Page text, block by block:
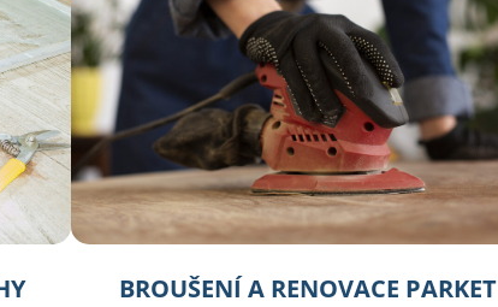
BROUŠENÍ A RENOVACE PARKET